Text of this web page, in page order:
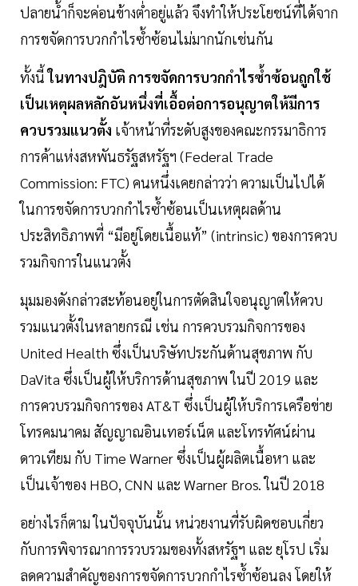
ปลายน้ำก็จะค่อนข้างต่ำอยู่แล้ว จึงทำให้ประโยชน์ที่ได้จาก
การขจัดการบวกกำไรซ้ำซ้อนไม่มากนักเช่นกัน
ทั้งนี้ในทางปฎิบัติ การขจัดการบวกกำไรซ้ำซ้อนถูกใช้
เป็นเหตุผลหลักอันหนึ่งที่เอื้อต่อการอนุญาตให้มีการ
ควบรวมแนวตั้ง เจ้าหน้าที่ระดับสูงของคณะกรรมาธิการ
การค้าแห่งสหพันธรัฐสหรัฐฯ (Federal Trade
Commission: FTC) คนหนึ่งเคยกล่าวว่า ความเป็นไปได้
ในการขจัดการบวกกำไรซ้ำซ้อนเป็นเหตุผลด้าน
ประสิทธิภาพที่ “มีอยู่โดยเนื้อแท้” (intrinsic) ของการควบ
รวมกิจการในแนวตั้ง
มุมมองดังกล่าวสะท้อนอยู่ในการตัดสินใจอนุญาตให้ควบ
รวมแนวตั้งในหลายกรณี เช่น การควบรวมกิจการของ
United Health ซึ่งเป็นบริษัทประกันด้านสุขภาพ กับ
DaVita ซึ่งเป็นผู้ให้บริการด้านสุขภาพ ในปี 2019 และ
การควบรวมกิจการของ AT&T ซึ่งเป็นผู้ให้บริการเครือข่าย
โทรคมนาคม สัญญาณอินเทอร์เน็ต และโทรทัศน์ผ่าน
ดาวเทียม กับ Time Warner ซึ่งเป็นผู้ผลิตเนื้อหา และ
เป็นเจ้าของ HBO, CNN และ Warner Bros. ในปี 2018
อย่างไรก็ตาม ในปัจจุบันนั้น หน่วยงานที่รับผิดชอบเกี่ยว
กับการพิจารณาการรวบรวมของทั้งสหรัฐฯ และ ยุโรป เริ่ม
ลดความสำคัญของการขจัดการบวกกำไรซ้ำซ้อนลง โดยให้